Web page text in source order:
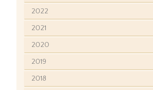
2022
2021
2020
2019
2018